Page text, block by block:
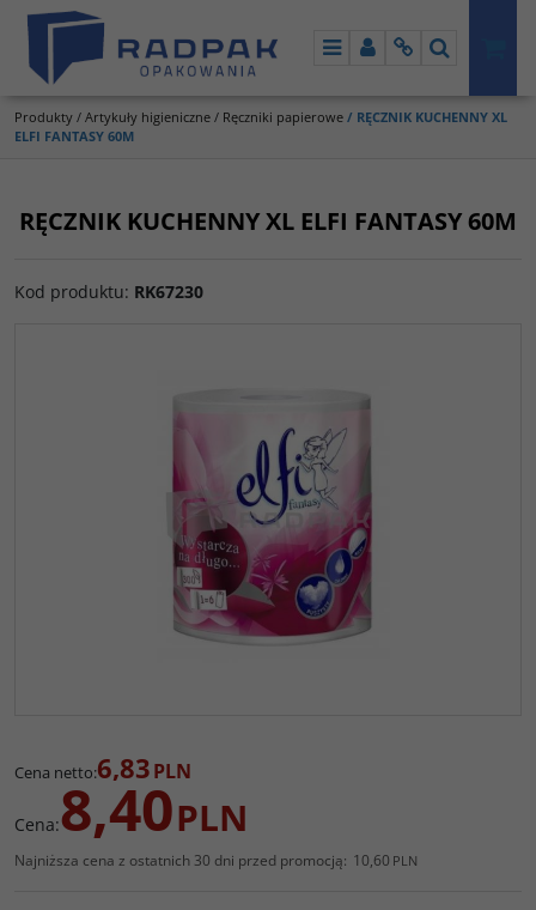
MenuPanelInfoSzukaj
Produkty / Artykuły higieniczne / Ręczniki papierowe / RĘCZNIK KUCHENNY XL
ELFI FANTASY 60M
RĘCZNIK KUCHENNY XL ELFI FANTASY 60M
Kod produktu: RK67230
Cena netto:6,83PLN
Cena:8,40PLN
Najniższa cena z ostatnich 30 dni przed promocją: 10,60 PLN